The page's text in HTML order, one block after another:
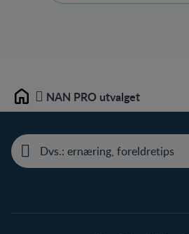
Home NAN PRO utvalget